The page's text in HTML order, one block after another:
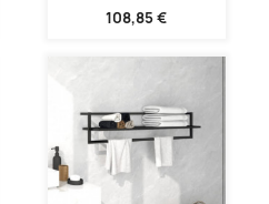
108,85 €